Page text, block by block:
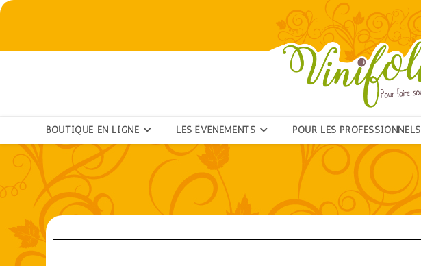
BOUTIQUE EN LIGNE LES ÉVÉNEMENTS POUR LES PROFESSIONNELS